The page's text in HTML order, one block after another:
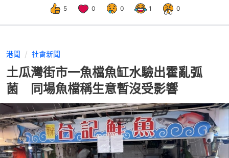
5 0 0 1 0
港聞 社會新聞
土瓜灣街市一魚檔魚缸水驗出霍亂弧
菌 同場魚檔稱生意暫沒受影響